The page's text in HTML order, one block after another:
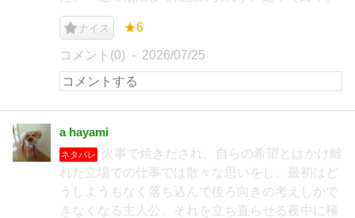
ナイス ★6
コメント(0) 2026/07/25
a hayami
ネタバレ
火事で焼きだされ、自らの希望とはかけ離
れた立場での仕事では散々な思いをし、最初はど
うしようもなく落ち込んで後ろ向きの考えしかで
きなくなる主人公。それを立ち直らせる夜中に極